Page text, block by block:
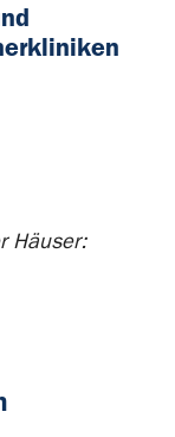
Häuser: